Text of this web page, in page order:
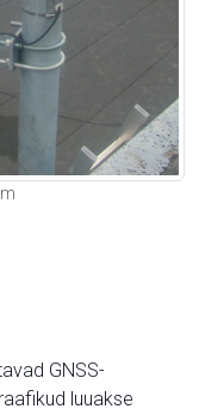
GNSS-
luuakse